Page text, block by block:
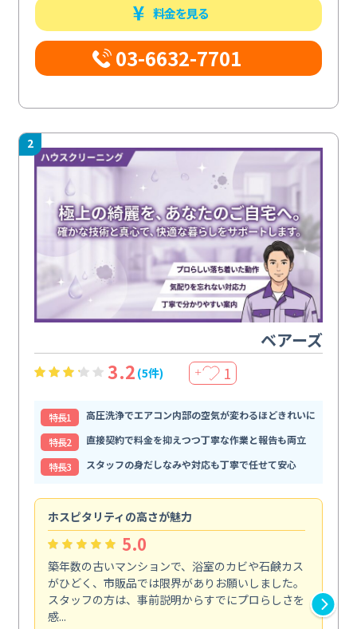
料金を見る
03-6632-7701
2
ベアーズ
3.2 (5件) ＋ 1
特⻑1
高圧洗浄でエアコン内部の空気が変わるほどきれいに
特⻑2
直接契約で料金を抑えつつ丁寧な作業と報告も両立
特⻑3
スタッフの身だしなみや対応も丁寧で任せて安心
ホスピタリティの高さが魅力
5.0
築年数の古いマンションで、浴室のカビや石鹸カス
がひどく、市販品では限界がありお願いしました。
スタッフの方は、事前説明からすでにプロらしさを
感...